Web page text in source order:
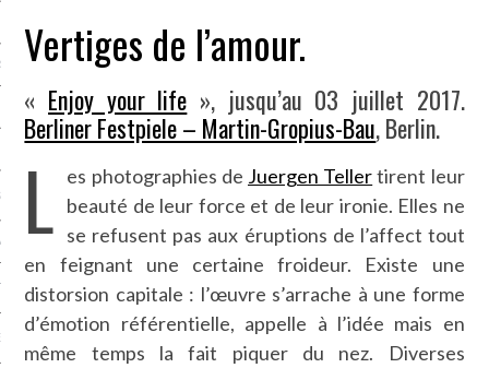
EN VOD
Vertiges de l’amour.
« Enjoy your life », jusqu’au 03 juillet 2017.
Berliner Festpiele – Martin-Gropius-Bau, Berlin.
L es photographies de Juergen Tellertirent leur
beauté de leur force et de leur ironie. Elles ne
se refusent pas aux éruptions de l’affect tout
en feignant une certaine froideur. Existe une
distorsion capitale : l’œuvre s’arrache à une forme
d’émotion référentielle, appelle à l’idée mais en
même temps la fait piquer du nez. Diverses